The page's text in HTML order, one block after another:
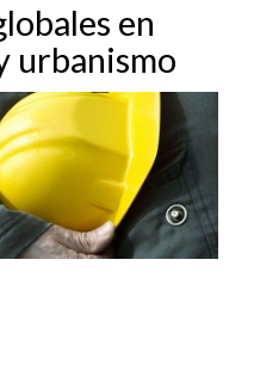
en
urbanismo